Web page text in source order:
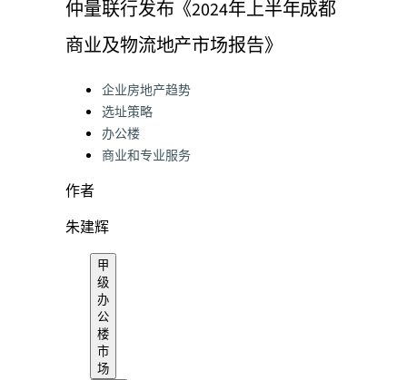
仲量联行发布《2024年上半年成都
商业及物流地产市场报告》
Categories:
企业房地产趋势
选址策略
办公楼
商业和专业服务
作者
朱建辉
甲
级
办
公
楼
市
场